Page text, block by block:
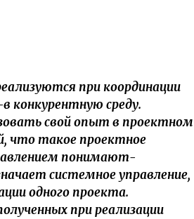
при координации
конкурентную среду.
свой опыт в проектном
что такое проектное
понимают-
системное управление,
одного проекта.
при реализации